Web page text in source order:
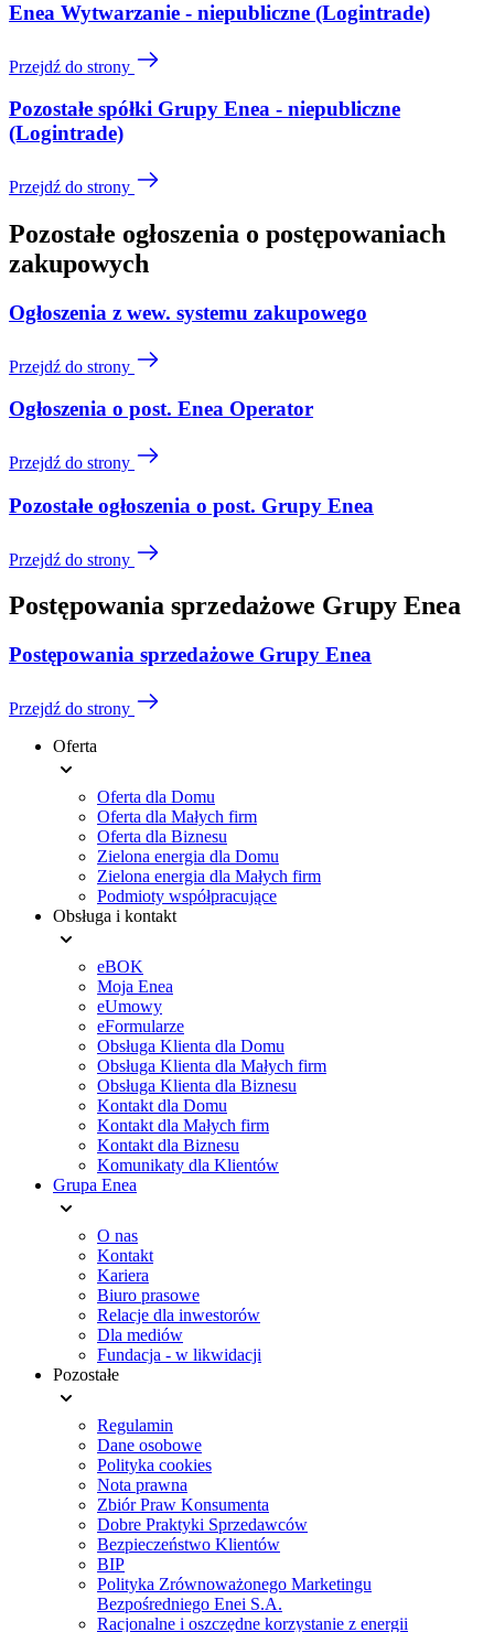
Enea Wytwarzanie - niepubliczne (Logintrade)
Przejdź do strony
Pozostałe spółki Grupy Enea - niepubliczne
(Logintrade)
Przejdź do strony
Pozostałe ogłoszenia o postępowaniach
zakupowych
Ogłoszenia z wew. systemu zakupowego
Przejdź do strony
Ogłoszenia o post. Enea Operator
Przejdź do strony
Pozostałe ogłoszenia o post. Grupy Enea
Przejdź do strony
Postępowania sprzedażowe Grupy Enea
Postępowania sprzedażowe Grupy Enea
Przejdź do strony
Menu
Oferta
Oferta dla Domu
Oferta dla Małych firm
Oferta dla Biznesu
Zielona energia dla Domu
Zielona energia dla Małych firm
Podmioty współpracujące
Obsługa i kontakt
eBOK
Moja Enea
eUmowy
eFormularze
Obsługa Klienta dla Domu
Obsługa Klienta dla Małych firm
Obsługa Klienta dla Biznesu
Kontakt dla Domu
Kontakt dla Małych firm
Kontakt dla Biznesu
Komunikaty dla Klientów
Grupa Enea
O nas
Kontakt
Kariera
Biuro prasowe
Relacje dla inwestorów
Dla mediów
Fundacja - w likwidacji
Pozostałe
Regulamin
Dane osobowe
Polityka cookies
Nota prawna
Zbiór Praw Konsumenta
Dobre Praktyki Sprzedawców
Bezpieczeństwo Klientów
BIP
Polityka Zrównoważonego Marketingu
Bezpośredniego Enei S.A.
Racjonalne i oszczędne korzystanie z energii